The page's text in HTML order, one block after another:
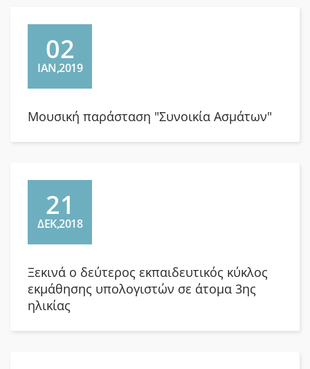
02
ΙΑΝ,2019
Μουσική παράσταση "Συνοικία Ασμάτων"
21
ΔΕΚ,2018
Ξεκινά ο δεύτερος εκπαιδευτικός κύκλος
εκμάθησης υπολογιστών σε άτομα 3ης
ηλικίας